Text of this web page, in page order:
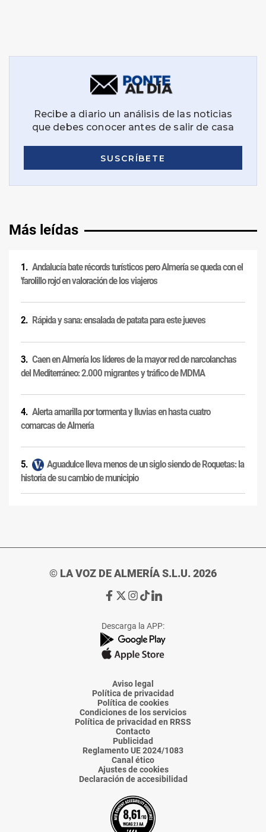
Más leídas
Andalucía bate récords turísticos pero Almería se queda con el
'farolillo rojo' en valoración de los viajeros
Rápida y sana: ensalada de patata para este jueves
Caen en Almería los líderes de la mayor red de narcolanchas
del Mediterráneo: 2.000 migrantes y tráfico de MDMA
Alerta amarilla por tormenta y lluvias en hasta cuatro
comarcas de Almería
Aguadulce lleva menos de un siglo siendo de Roquetas: la
historia de su cambio de municipio
© LA VOZ DE ALMERÍA S.L.U. 2026
Ir
de
La
Voz
Almería
Ir
de
La
Voz
Almería
Ir
de
La
Voz
Almería
Ir
de
La
Voz
Almería
Ir
de
La
Voz
Descarga la APP:
Aviso legal
Política de privacidad
Política de cookies
Condiciones de los servicios
Política de privacidad en RRSS
Contacto
Publicidad
Reglamento UE 2024/1083
Canal ético
Ajustes de cookies
Declaración de accesibilidad